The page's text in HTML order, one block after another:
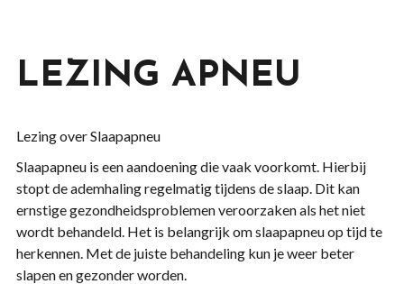
LEZING APNEU
Lezing over Slaapapneu
Slaapapneu is een aandoening die vaak voorkomt. Hierbij
stopt de ademhaling regelmatig tijdens de slaap. Dit kan
ernstige gezondheidsproblemen veroorzaken als het niet
wordt behandeld. Het is belangrijk om slaapapneu op tijd te
herkennen. Met de juiste behandeling kun je weer beter
slapen en gezonder worden.